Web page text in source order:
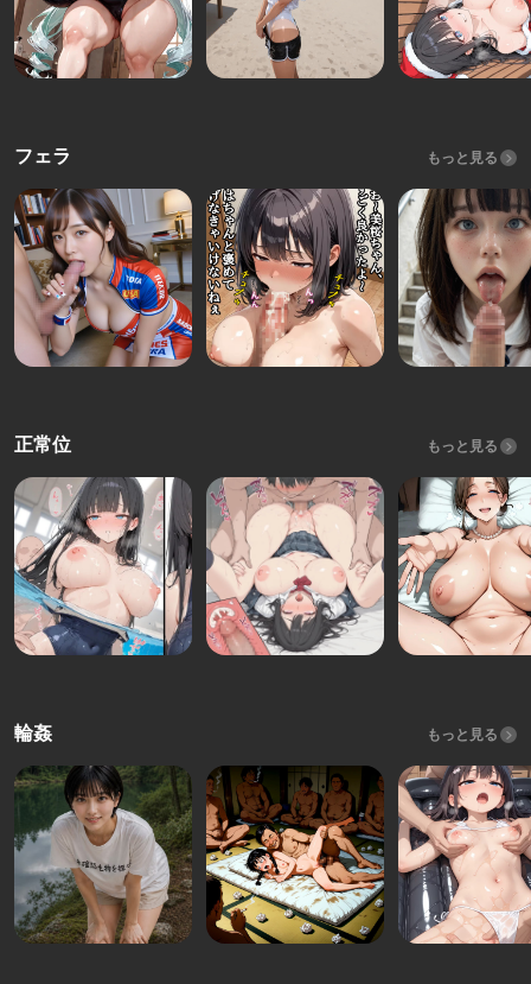
フェラ もっと見る
正常位 もっと見る
輪姦 もっと見る